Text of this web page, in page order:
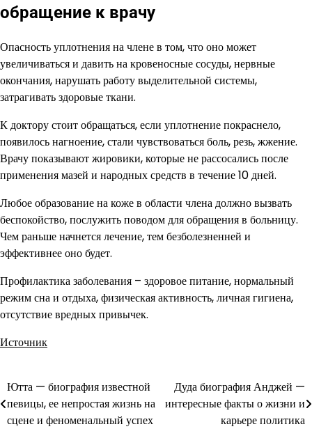
обращение к врачу
Опасность уплотнения на члене в том, что оно может
увеличиваться и давить на кровеносные сосуды, нервные
окончания, нарушать работу выделительной системы,
затрагивать здоровые ткани.
К доктору стоит обращаться, если уплотнение покраснело,
появилось нагноение, стали чувствоваться боль, резь, жжение.
Врачу показывают жировики, которые не рассосались после
применения мазей и народных средств в течение 10 дней.
Любое образование на коже в области члена должно вызвать
беспокойство, послужить поводом для обращения в больницу.
Чем раньше начнется лечение, тем безболезненней и
эффективнее оно будет.
Профилактика заболевания – здоровое питание, нормальный
режим сна и отдыха, физическая активность, личная гигиена,
отсутствие вредных привычек.
Источник
Навигация
по
Ютта — биография известной
певицы, ее непростая жизнь на
сцене и феноменальный успех
Дуда биография Анджей —
интересные факты о жизни и
карьере политика